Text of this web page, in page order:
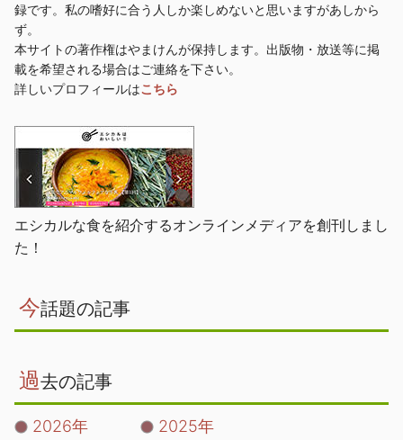
録です。私の嗜好に合う人しか楽しめないと思いますがあしから
ず。
本サイトの著作権はやまけんが保持します。出版物・放送等に掲
載を希望される場合はご連絡を下さい。
詳しいプロフィールはこちら
エシカルな食を紹介するオンラインメディアを創刊しまし
た！
今話題の記事
過去の記事
2026年
2025年